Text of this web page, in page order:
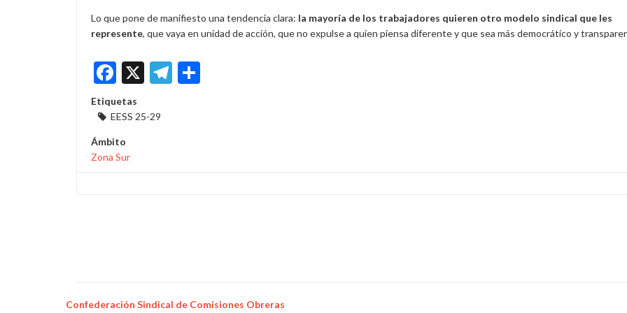
Lo que pone de manifiesto una tendencia clara: la mayoría de los trabajadores quieren otro modelo sindical que les
represente, que vaya en unidad de acción, que no expulse a quien piensa diferente y que sea más democrático y
Facebook
X Telegram
Etiquetas
EESS 25-29
Ámbito
Zona Sur
Confederación Sindical de Comisiones Obreras